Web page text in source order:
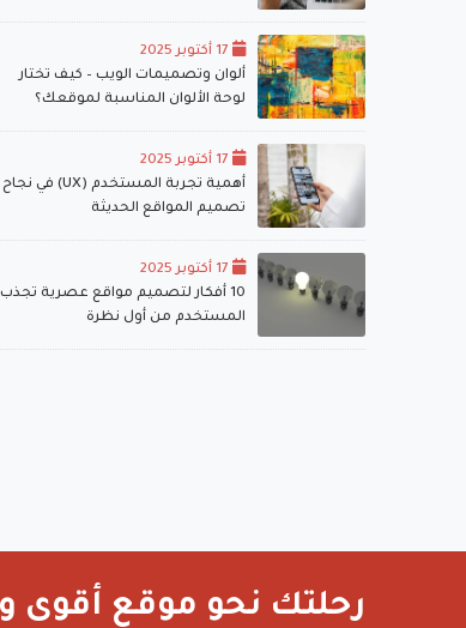
ألوان وتصميمات الويب – كيف تختار
لوحة الألوان المناسبة لموقعك؟
أهمية تجربة المستخدم (UX) في نجاح
تصميم المواقع الحديثة
10 أفكار لتصميم مواقع عصرية تجذب
المستخدم من أول نظرة
رحلتك نحو موقع أقوى